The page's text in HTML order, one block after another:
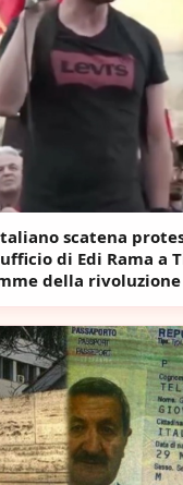
scatena
di Edi Rama a
della rivoluzione